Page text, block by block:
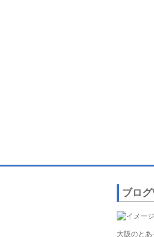
ブロ
大阪のと